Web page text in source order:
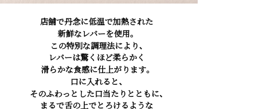
店舗で丹念に低温で加熱された
新鮮なレバーを使用。
この特別な調理法により、
レバーは驚くほど柔らかく
滑らかな食感に仕上がります。
口に入れると、
そのふわっとした口当たりとともに、
まるで舌の上でとろけるような